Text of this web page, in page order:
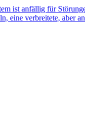
ist anfällig für
eine verbreitete, aber